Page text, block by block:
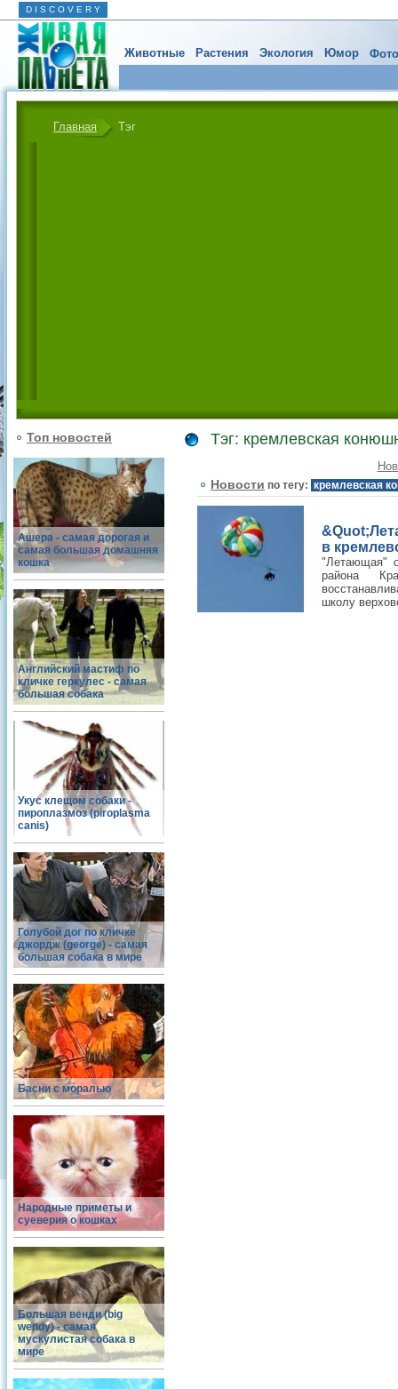
D I S C O V E R Y
Животные Растения Экология Юмор
Главная Тэг
Топ новостей
Ашера - самая дорогая и
самая большая домашняя
кошка
Английский мастиф по
кличке геркулес - самая
большая собака
Укус клещом собаки -
пироплазмоз (piroplasma
canis)
Голубой дог по кличке
джордж (george) - самая
большая собака в мире
Басни с моралью
Народные приметы и
суеверия о кошках
Большая венди (big
wendy) - самая
мускулистая собака в
мире
Тэг: кремлевская
Новости по тегу: кремлевская
в
"Летающая"
района
школу